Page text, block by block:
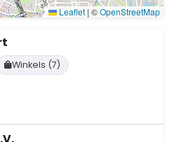
Leaflet | ©OpenStreetMap
Winkels (7)